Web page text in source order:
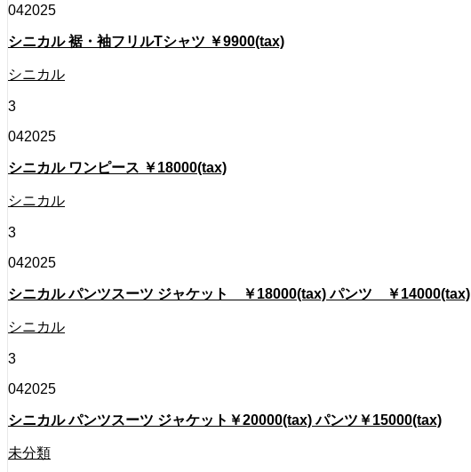
042025
シニカル 裾・袖フリルTシャツ ￥9900(tax)
シニカル
3
042025
シニカル ワンピース ￥18000(tax)
シニカル
3
042025
シニカル パンツスーツ ジャケット ￥18000(tax) パンツ ￥14000(tax)
シニカル
3
042025
シニカル パンツスーツ ジャケット￥20000(tax) パンツ￥15000(tax)
未分類